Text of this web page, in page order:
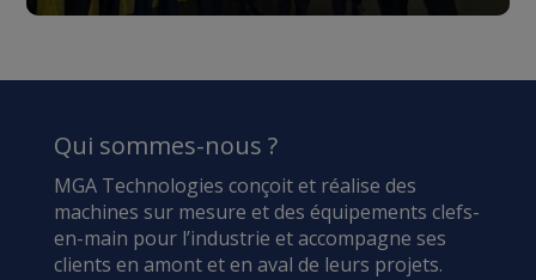
Qui sommes-nous ?
MGA Technologies conçoit et réalise des
machines sur mesure et des équipements clefs-
en-main pour l’industrie et accompagne ses
clients en amont et en aval de leurs projets.